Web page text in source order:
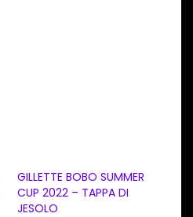
GILLETTE BOBO SUMMER
CUP 2022 – TAPPA DI
JESOLO